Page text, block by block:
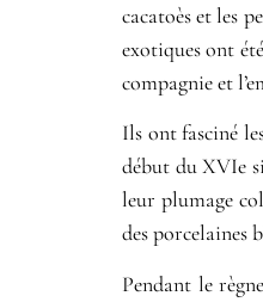
cacatoès et les
exotiques ont
compagnie et
Ils ont fasciné
début du XVIe
leur plumage
des porcelaines
Pendant le